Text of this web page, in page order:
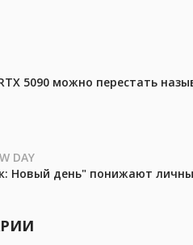
5090 можно перестать
DAY
Новый день" понижают